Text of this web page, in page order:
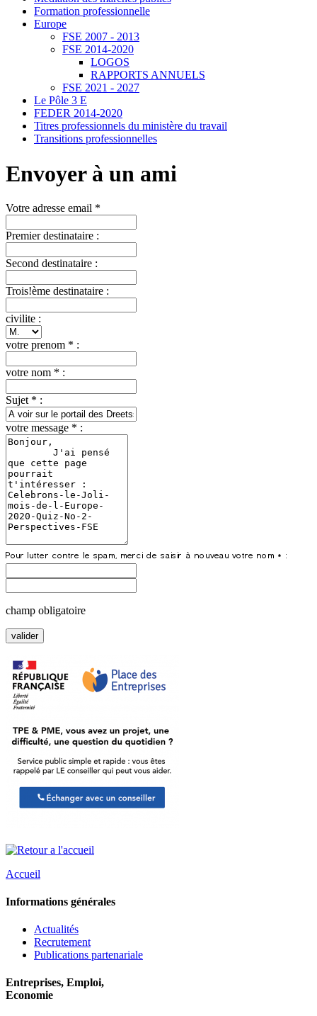
Formation professionnelle
Europe
FSE 2007 - 2013
FSE 2014-2020
LOGOS
RAPPORTS ANNUELS
FSE 2021 - 2027
Le Pôle 3 E
FEDER 2014-2020
Titres professionnels du ministère du travail
Transitions professionnelles
Envoyer à un ami
Votre adresse email *
Premier destinataire :
Second destinataire :
Trois!ème destinataire :
civilite :
votre prenom * :
votre nom * :
Sujet * :
votre message * :
champ obligatoire
Accueil
Informations générales
Actualités
Recrutement
Publications partenariale
Entreprises, Emploi,
Economie